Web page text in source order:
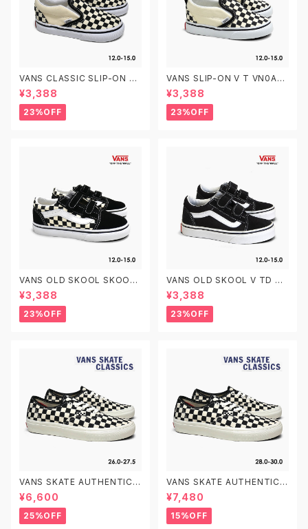
VANS CLASSIC SLIP-ON T
VN000EX8BWW CHECKER
BOARD 12.0-15.0 ヴァンズ ク
ラシック スリッポン ベビーシュ
ーズ
¥3,388
23%OFF
VANS SLIP-ON V T VN0A3
4885GX CHECKERBOARD
BLACK/WHITE 12.0-15.0 ヴ
ァンズ クラシック スリッポン ベ
ルクロ ベビーシューズ
¥3,388
23%OFF
VANS OLD SKOOL SKOOL
V TD VN0A38JNP0S PRIM
ARY CHECK BLACK/WHITE
12.0-15.0 ヴァンズ オールドス
クール ベルクロ ベビーシューズ
¥3,388
23%OFF
VANS OLD SKOOL V TD VN
000D3YBLK BLACK/WHITE
12.0-15.0 ヴァンズ オールドス
クール ベルクロ ベビーシューズ
¥3,388
23%OFF
VANS SKATE AUTHENTIC V
N0A5FC8FS8 26.0-27.5 CH
ECKERBOARD MARSHMALL
OW ヴァンズ スケート オーセン
ティック スケシュー スケートシ
¥6,600
25%OFF
VANS SKATE AUTHENTIC V
N0A5FC8FS8 28.0-30.0 C
HECKERBOARD MARSHMA
LLOW ヴァンズ スケート オー
センティック スケシュー スケー
¥7,480
15%OFF